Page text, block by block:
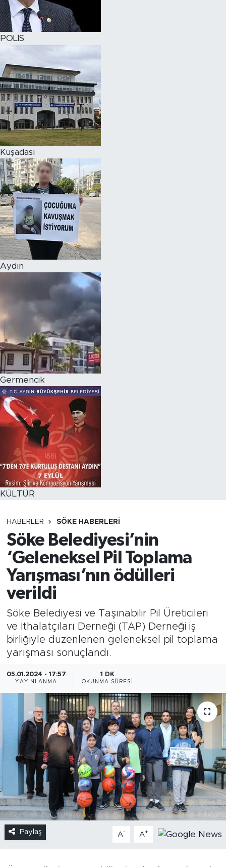
POLİS
Kuşadası
Aydın
Germencik
KÜLTÜR
HABERLER SÖKE HABERLERI
Söke Belediyesi’nin
‘Geleneksel Pil Toplama
Yarışması’nın ödülleri
verildi
Söke Belediyesi ve Taşınabilir Pil Üreticileri
ve İthalatçıları Derneği (TAP) Derneği iş
birliğiyle düzenlenen geleneksel pil toplama
yarışması sonuçlandı.
05.01.2024 - 17:57
YAYINLANMA
1 DK
OKUNMA SÜRESI
Paylaş A- A+